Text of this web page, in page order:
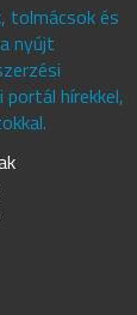
tolmácsok és
nyújt
hírekkel,